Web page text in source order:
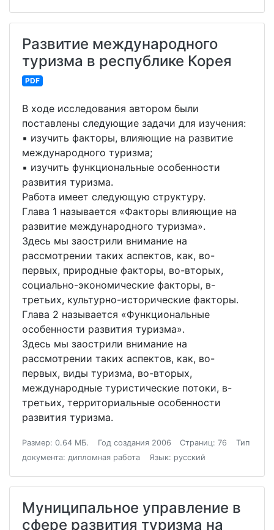
Развитие международного
туризма в республике Корея
PDF
В ходе исследования автором были
поставлены следующие задачи для изучения:
▪ изучить факторы, влияющие на развитие
международного туризма;
▪ изучить функциональные особенности
развития туризма.
Работа имеет следующую структуру.
Глава 1 называется «Факторы влияющие на
развитие международного туризма».
Здесь мы заострили внимание на
рассмотрении таких аспектов, как, во-
первых, природные факторы, во-вторых,
социально-экономические факторы, в-
третьих, культурно-исторические факторы.
Глава 2 называется «Функциональные
особенности развития туризма».
Здесь мы заострили внимание на
рассмотрении таких аспектов, как, во-
первых, виды туризма, во-вторых,
международные туристические потоки, в-
третьих, территориальные особенности
развития туризма.
Размер: 0.64 МБ. Год создания 2006 Страниц: 76
Тип
документа: дипломная работа
Язык: русский
Муниципальное управление в
сфере развития туризма на